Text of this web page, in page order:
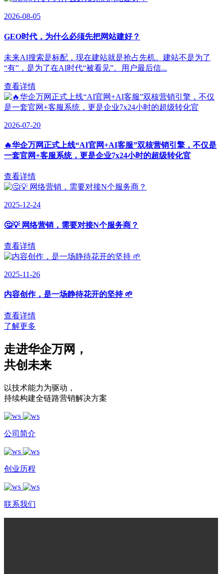
2026-08-05
GEO时代，为什么必须先把网站建好？
未来AI搜索是标配，现在建站就是抢占先机。建站不是为了
“有”，是为了在AI时代“被看见”。用户最后信...
查看详情
2026-07-20
🔥华企万网正式上线“AI官网+AI客服”双核营销引擎，不仅是
一套官网+客服系统，更是企业7x24小时的超级转化官
查看详情
2025-12-24
🤔💡 网络营销，需要对接N个服务商？
查看详情
2025-11-26
内容创作，是一场静待花开的坚持 🌱
查看详情
了解更多
走进华企万网 ，
共创未来
以技术能力为驱动 ，
持续构建全链路营销解决方案
公司简介
创业历程
联系我们